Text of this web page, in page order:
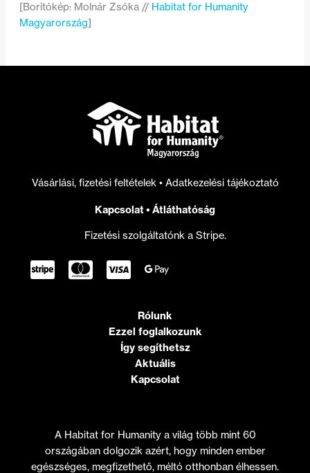
[Borítókép: Molnár Zsóka // Habitat for Humanity
Magyarország]
Vásárlási, fizetési feltételek • Adatkezelési tájékoztató
Kapcsolat• Átláthatóság
Fizetési szolgáltatónk a Stripe.
Rólunk
Ezzel foglalkozunk
Így segíthetsz
Aktuális
Kapcsolat
A Habitat for Humanity a világ több mint 60
országában dolgozik azért, hogy minden ember
egészséges, megfizethető, méltó otthonban élhessen.